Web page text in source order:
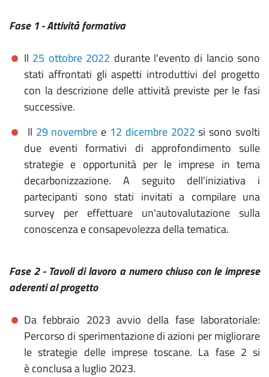
Fase 1 - Attività formativa
Il 25 ottobre 2022 durante l'evento di lancio sono
stati affrontati gli aspetti introduttivi del progetto
con la descrizione delle attività previste per le fasi
successive.
Il 29 novembre e 12 dicembre 2022 si sono svolti
due eventi formativi di approfondimento sulle
strategie e opportunità per le imprese in tema
decarbonizzazione. A seguito dell'iniziativa i
partecipanti sono stati invitati a compilare una
survey per effettuare un'autovalutazione sulla
conoscenza e consapevolezza della tematica.
Fase 2 - Tavoli di lavoro a numero chiuso con le imprese
aderenti al progetto
Da febbraio 2023 avvio della fase laboratoriale:
Percorso di sperimentazione di azioni per migliorare
le strategie delle imprese toscane. La fase 2 si
è conclusa a luglio 2023.